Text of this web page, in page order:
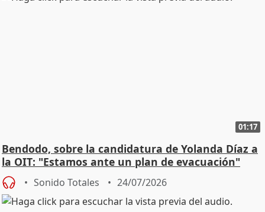
01:17
Bendodo, sobre la candidatura de Yolanda Díaz a
la OIT: "Estamos ante un plan de evacuación"
Sonido Totales 24/07/2026